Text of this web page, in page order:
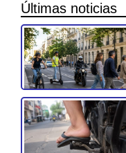
Últimas noticias